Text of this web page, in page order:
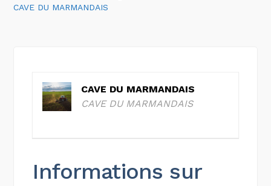
CAVE DU MARMANDAIS
CAVE DU MARMANDAIS
CAVE DU MARMANDAIS
Informations sur